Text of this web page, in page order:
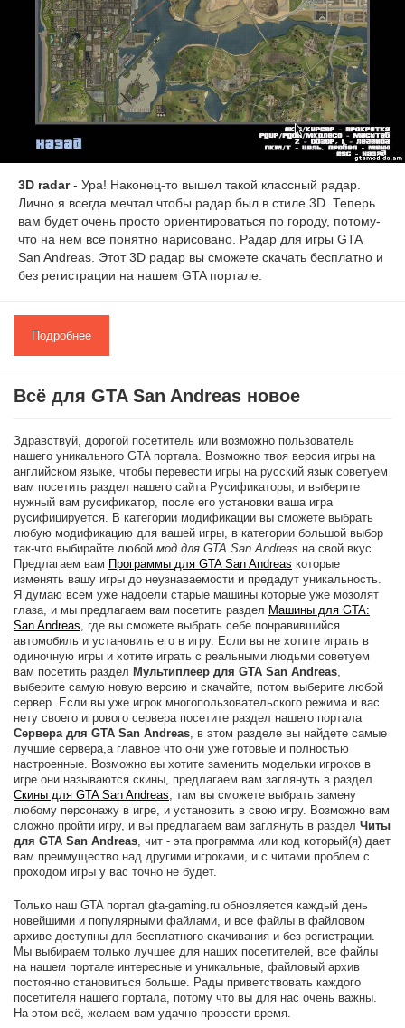
3D radar- Ура! Наконец-то вышел такой классный радар.
Лично я всегда мечтал чтобы радар был в стиле 3D. Теперь
вам будет очень просто ориентироваться по городу, потому-
что на нем все понятно нарисовано. Радар для игры GTA
San Andreas. Этот 3D радар вы сможете скачать бесплатно и
без регистрации на нашем GTA портале.
Подробнее
Всё для GTA San Andreas новое
Здравствуй, дорогой посетитель или возможно пользователь
нашего уникального GTA портала. Возможно твоя версия игры на
английском языке, чтобы перевести игры на русский язык советуем
вам посетить раздел нашего сайта Русификаторы, и выберите
нужный вам русификатор, после его установки ваша игра
русифицируется. В категории модификации вы сможете выбрать
любую модификацию для вашей игры, в категории большой выбор
так-что выбирайте любой мод для GTA San Andreas на свой вкус.
Предлагаем вам Программы для GTA San Andreas которые
изменять вашу игры до неузнаваемости и предадут уникальность.
Я думаю всем уже надоели старые машины которые уже мозолят
глаза, и мы предлагаем вам посетить раздел Машины для GTA:
San Andreas , где вы сможете выбрать себе понравившийся
автомобиль и установить его в игру. Если вы не хотите играть в
одиночную игры и хотите играть с реальными людьми советуем
вам посетить раздел Мультиплеер для GTA San Andreas
выберите самую новую версию и скачайте, потом выберите любой
сервер. Если вы уже игрок многопользовательского режима и вас
нету своего игрового сервера посетите раздел нашего портала
Сервера для GTA San Andreas , в этом разделе вы найдете самые
лучшие сервера,а главное что они уже готовые и полностью
настроенные. Возможно вы хотите заменить модельки игроков в
игре они называются скины, предлагаем вам заглянуть в раздел
Скины для GTA San Andreas , там вы сможете выбрать замену
любому персонажу в игре, и установить в свою игру. Возможно вам
сложно пройти игру, и вы предлагаем вам заглянуть в раздел Читы
для GTA San Andreas , чит - эта программа или код который(я) дает
вам преимущество над другими игроками, и с читами проблем с
проходом игры у вас точно не будет.
Только наш GTA портал gta-gaming.ru обновляется каждый день
новейшими и популярными файлами, и все файлы в файловом
архиве доступны для бесплатного скачивания и без регистрации.
Мы выбираем только лучшее для наших посетителей, все файлы
на нашем портале интересные и уникальные, файловый архив
постоянно становиться больше. Рады приветствовать каждого
посетителя нашего портала, потому что вы для нас очень важны.
На этом всё, желаем вам удачно провести время.